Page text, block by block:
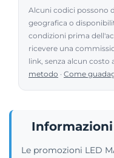
Alcuni codici possono
geografica o
condizioni prima
ricevere una
link, senza alcun costo
metodo · Come
Informazioni
Le promozioni LED